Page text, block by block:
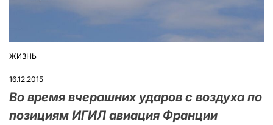
ОПУБЛІКУВАТИ
ЖИЗНЬ
16.12.2015
Во время вчерашних ударов с воздуха по
позициям ИГИЛ авиация Франции